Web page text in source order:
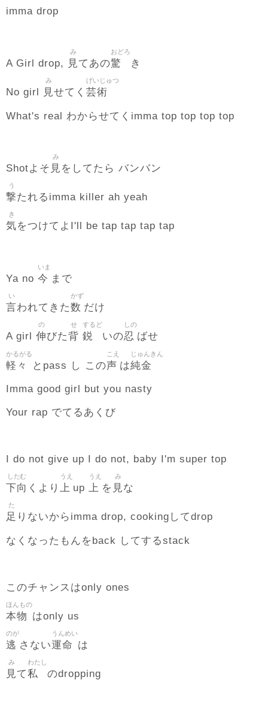
imma drop
A Girl drop, 見
み
てあの驚
おどろ
き
No girl 見
み
せてく 芸術
げいじゅつ
What's real わからせてくimma top top top top
Shotよそ 見
み
をしてたら バンバン
撃
う
たれるimma killer ah yeah
気
き
をつけてよI'll be tap tap tap tap
Ya no 今
いま
まで
言
い
われてきた数
かず
だけ
A girl 伸
の
びた背
せ
鋭
するど
いの忍
しの
ばせ
軽々
かるがる
とpass し この声
こえ
は純金
じゅんきん
Imma good girl but you nasty
Your rap でてるあくび
I do not give up I do not, baby I'm super top
下向
したむ
くより 上
うえ
up 上
うえ
を 見
み
な
足
た
りないからimma drop, cookingしてdrop
なくなったもんをback してするstack
このチャンスはonly ones
本物
ほんもの
はonly us
逃
のが
さない運命
うんめい
は
見
み
て私
わたし
のdropping